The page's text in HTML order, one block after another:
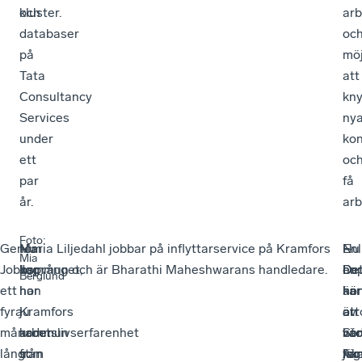
och
databaser
på
Tata
Consultancy
Services
under
ett
par
år.
kluster.
att
få
Genom
Jobbsprånget,
ett
fyra
månader
långt
–
Jag
har
ju
arbetslivserfarenhet
från
Nu
har
hon
Kramfors
kommun
som
Foto:
Mia
Berglund
Maria Liljedahl jobbar på inflyttarservice på Kramfors
kommun och är Bharathi Maheshwarans handledare.
–
är
för
en
av
–
här
är
jag
Nu
att